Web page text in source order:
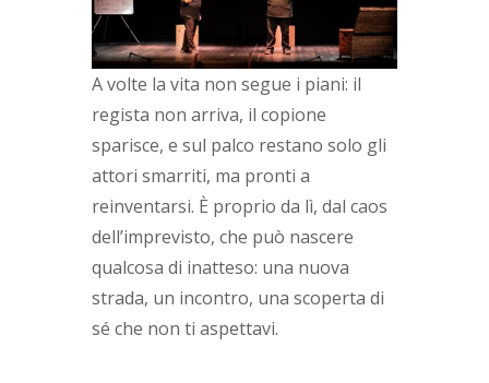
A volte la vita non segue i piani: il
regista non arriva, il copione
sparisce, e sul palco restano solo gli
attori smarriti, ma pronti a
reinventarsi. È proprio da lì, dal caos
dell’imprevisto, che può nascere
qualcosa di inatteso: una nuova
strada, un incontro, una scoperta di
sé che non ti aspettavi.